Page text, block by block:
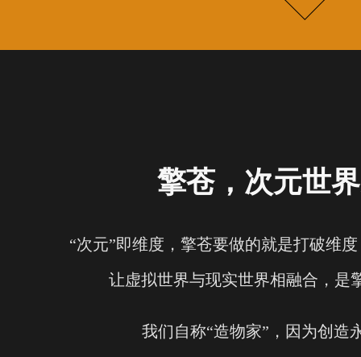
擎苍，次元世
“次元”即维度，擎苍要做的就是打破维
让虚拟世界与现实世界相融合，是
我们自称“造物家”，因为创造